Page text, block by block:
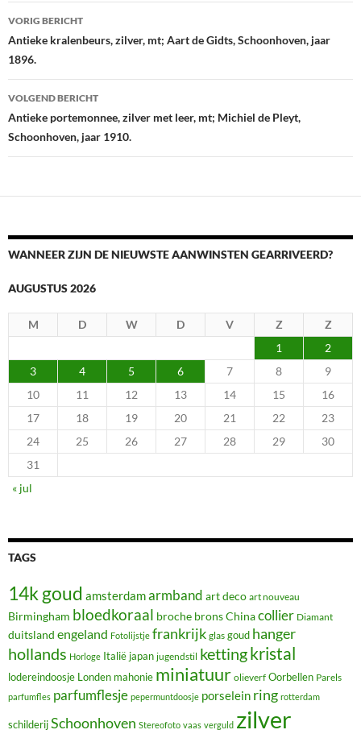
Berichtnavigatie
VORIG BERICHT
Antieke kralenbeurs, zilver, mt; Aart de Gidts, Schoonhoven, jaar
1896.
VOLGEND BERICHT
Antieke portemonnee, zilver met leer, mt; Michiel de Pleyt,
Schoonhoven, jaar 1910.
WANNEER ZIJN DE NIEUWSTE AANWINSTEN GEARRIVEERD?
AUGUSTUS 2026
M D W D V Z
Z
1
2
3
4 5 6 7 8
9
10
11 12 13 14 15
16
17
18 19 20 21 22
23
24
25 26 27 28 29
30
31
« jul
TAGS
14k goud amsterdamarmband art deco art nouveau
Birmingham bloedkoraal broche bronsChinacollier Diamant
duitsland engeland Fotolijstje frankrijk glas goud hanger
hollands Horloge Italië japan jugendstil kettingkristal
lodereindoosje Londen mahonie miniatuur olieverf Oorbellen Parels
parfumfles parfumflesje pepermuntdoosje porselein ring rotterdam
schilderijSchoonhoven Stereofoto vaas verguld zilver